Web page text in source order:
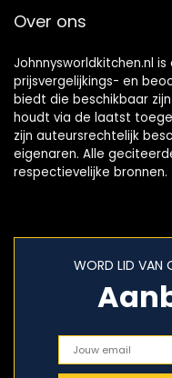
Over ons
Johnnysworldkitchen.nl
prijsvergelijkings- en
biedt die beschikbaar
houdt via de laatst
zijn auteursrechtelijk
eigenaren. Alle
respectievelijke bronnen.
WORD LID VAN